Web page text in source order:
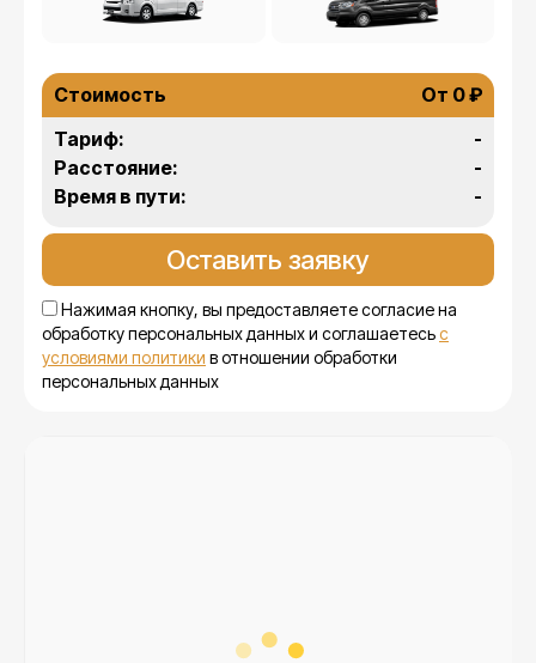
Стоимость
От 0 ₽
Тариф:
-
Расстояние:
-
Время в пути:
-
Нажимая кнопку, вы предоставляете согласие на
обработку персональных данных и соглашаетесьс
условиями политики в отношении обработки
персональных данных